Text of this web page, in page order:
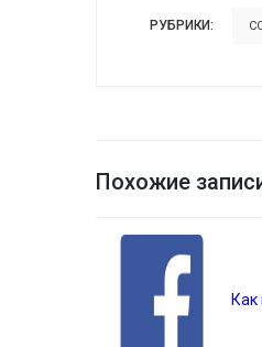
РУБРИКИ:
Похожие
Как